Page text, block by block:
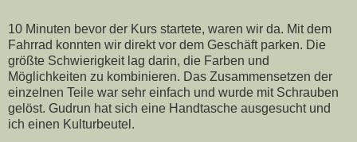
10 Minuten bevor der Kurs startete, waren wir da. Mit dem
Fahrrad konnten wir direkt vor dem Geschäft parken. Die
größte Schwierigkeit lag darin, die Farben und
Möglichkeiten zu kombinieren. Das Zusammensetzen der
einzelnen Teile war sehr einfach und wurde mit Schrauben
gelöst. Gudrun hat sich eine Handtasche ausgesucht und
ich einen Kulturbeutel.